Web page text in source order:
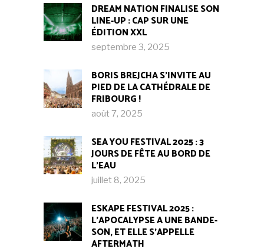
DREAM NATION FINALISE SON
LINE-UP : CAP SUR UNE
ÉDITION XXL
septembre 3, 2025
BORIS BREJCHA S’INVITE AU
PIED DE LA CATHÉDRALE DE
FRIBOURG !​
août 7, 2025
SEA YOU FESTIVAL 2025 : 3
JOURS DE FÊTE AU BORD DE
L’EAU
juillet 8, 2025
ESKAPE FESTIVAL 2025 :
L’APOCALYPSE A UNE BANDE-
SON, ET ELLE S’APPELLE
AFTERMATH